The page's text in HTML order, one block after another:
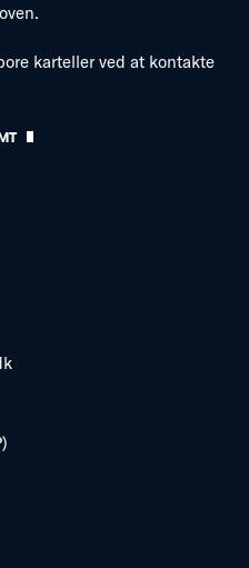
karteller ved at kontakte